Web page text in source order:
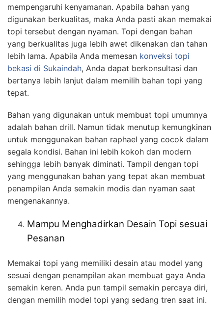
mempengaruhi kenyamanan. Apabila bahan yang
digunakan berkualitas, maka Anda pasti akan memakai
topi tersebut dengan nyaman. Topi dengan bahan
yang berkualitas juga lebih awet dikenakan dan tahan
lebih lama. Apabila Anda memesan konveksi topi
bekasi di Sukaindah, Anda dapat berkonsultasi dan
bertanya lebih lanjut dalam memilih bahan topi yang
tepat.
Bahan yang digunakan untuk membuat topi umumnya
adalah bahan drill. Namun tidak menutup kemungkinan
untuk menggunakan bahan raphael yang cocok dalam
segala kondisi. Bahan ini lebih kokoh dan modern
sehingga lebih banyak diminati. Tampil dengan topi
yang menggunakan bahan yang tepat akan membuat
penampilan Anda semakin modis dan nyaman saat
mengenakannya.
Mampu Menghadirkan Desain Topi sesuai
Pesanan
Memakai topi yang memiliki desain atau model yang
sesuai dengan penampilan akan membuat gaya Anda
semakin keren. Anda pun tampil semakin percaya diri,
dengan memilih model topi yang sedang tren saat ini.